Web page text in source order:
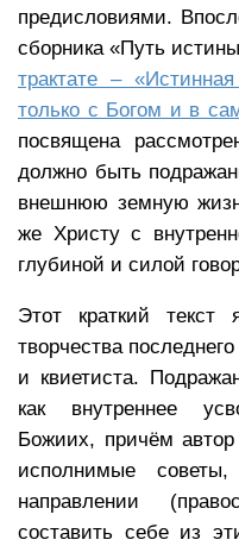
предисловиями.
сборника «Путь
трактате –
только с Богом и в
посвящена
должно быть
внешнюю земную
же Христу с
глубиной и силой
Этот краткий текст
творчества
и квиетиста.
как внутреннее
Божиих, причём
исполнимые
направлении
составить себе из